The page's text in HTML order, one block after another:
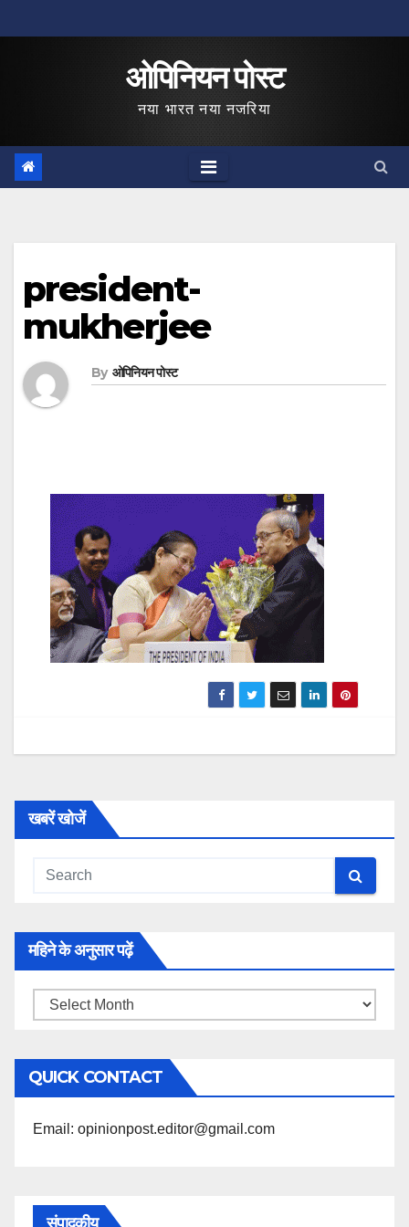
to
ओपिनियन पोस्ट
नया भारत नया नजरिया
president-
mukherjee
By ओपिनियन पोस्ट
खबरें खोजें
महिने के अनुसार पढ़ें
महिने
अनुसार
पढ़ें
QUICK CONTACT
Email: opinionpost.editor@gmail.com